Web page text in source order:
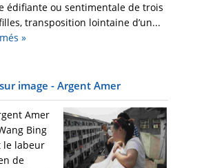
édifiante ou sentimentale de trois
transposition lointaine d’un...
»
image - Argent Amer
Amer
Bing
le labeur
de